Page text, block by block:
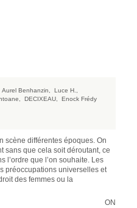
Aurel Benhanzin,
Luce H.,
DECIXEAU,
Enock Frédy
scène différentes époques. On
sans que cela soit déroutant, ce
l’ordre que l’on souhaite. Les
préoccupations universelles et
des femmes ou la
ON